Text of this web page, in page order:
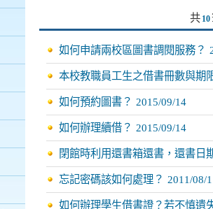
共 10
如何申請兩校區圖書調閱服務？
本校教職員工生之借書冊數與期
如何預約圖書？ 2015/09/14
如何辦理續借？ 2015/09/14
閉館時利用還書箱還書，還書日
忘記密碼該如何處理？ 2011/08/
如何辦理學生借書證？若不慎遺